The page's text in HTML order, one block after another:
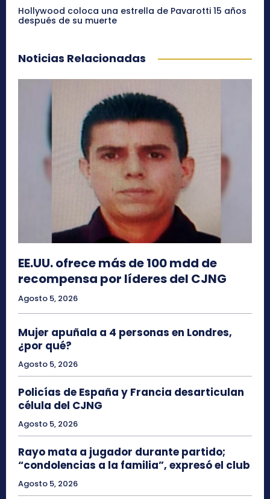
Hollywood coloca una estrella de Pavarotti 15 años
después de su muerte
Noticias Relacionadas
EE.UU. ofrece más de 100 mdd de
recompensa por líderes del CJNG
Agosto 5, 2026
Mujer apuñala a 4 personas en Londres,
¿por qué?
Agosto 5, 2026
Policías de España y Francia desarticulan
célula del CJNG
Agosto 5, 2026
Rayo mata a jugador durante partido;
“condolencias a la familia”, expresó el club
Agosto 5, 2026